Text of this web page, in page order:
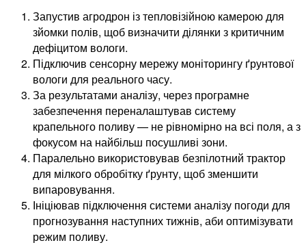
Запустив агродрон із тепловізійною камерою для
зйомки полів, щоб визначити ділянки з критичним
дефіцитом вологи.
Підключив сенсорну мережу моніторингу ґрунтової
вологи для реального часу.
За результатами аналізу, через програмне
забезпечення переналаштував систему
крапельного поливу — не рівномірно на всі поля, а з
фокусом на найбільш посушливі зони.
Паралельно використовував безпілотний трактор
для мілкого обробітку ґрунту, щоб зменшити
випаровування.
Ініціював підключення системи аналізу погоди для
прогнозування наступних тижнів, аби оптимізувати
режим поливу.